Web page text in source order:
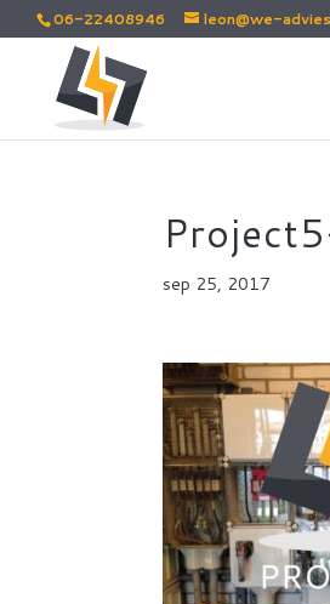
06-22408946 leon@we-
sep 25, 2017